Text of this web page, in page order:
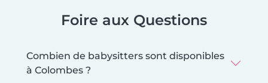
Foire aux Questions
Combien de babysitters sont disponibles
à Colombes ?